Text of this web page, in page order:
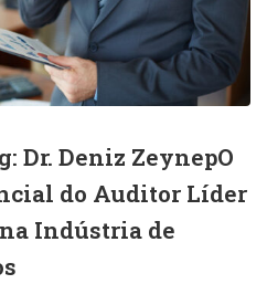
Dr. Deniz ZeynepO
do Auditor Líder
na Indústria de